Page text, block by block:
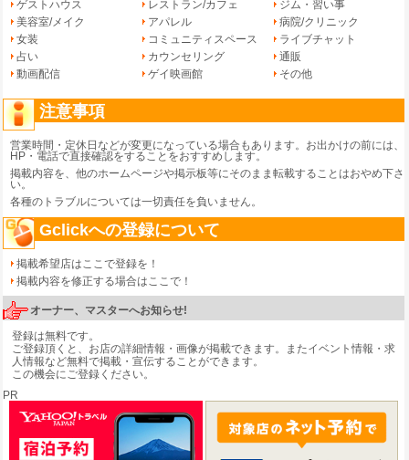
ゲストハウス
レストラン/カフェ
ジム・習い事
美容室/メイク
アパレル
病院/クリニック
女装
コミュニティスペース
ライブチャット
占い
カウンセリング
通販
動画配信
ゲイ映画館 その他
注意事項
営業時間・定休日などが変更になっている場合もあります。お出かけの前には、
HP・電話で直接確認をすることをおすすめします。
掲載内容を、他のホームページや掲示板等にそのまま転載することはおやめ下さ
い。
各種のトラブルについては一切責任を負いません。
Gclickへの登録について
掲載希望店はここで登録を！
掲載内容を修正する場合はここで！
オーナー、マスターへお知らせ!
登録は無料です。
ご登録頂くと、お店の詳細情報・画像が掲載できます。またイベント情報・求
人情報など無料で掲載・宣伝することができます。
この機会にご登録ください。
PR